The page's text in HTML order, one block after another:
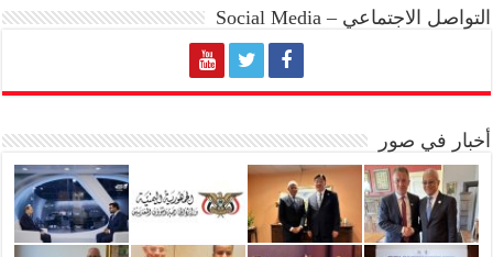
التواصل الاجتماعي – Social Media
أخبار في صور